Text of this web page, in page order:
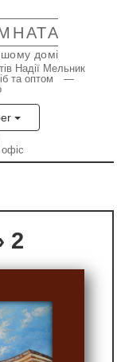
домі
Надії Мельник
та оптом —
2